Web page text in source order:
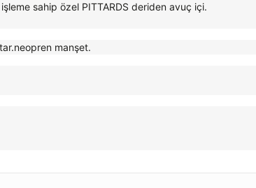
sahip özel PITTARDS deriden avuç içi.
manşet.